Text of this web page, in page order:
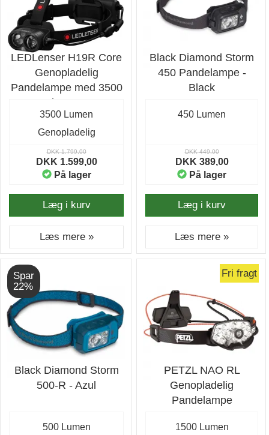
LEDLenser H19R Core
Genopladelig
Pandelampe med 3500
lumen
3500 Lumen
Genopladelig
DKK 1.799,00
DKK 1.599,00
På lager
Læg i kurv
Læs mere »
Black Diamond Storm
450 Pandelampe -
Black
450 Lumen
DKK 449,00
DKK 389,00
På lager
Læg i kurv
Læs mere »
Spar
22%
Black Diamond Storm
500-R - Azul
500 Lumen
Fri fragt
PETZL NAO RL
Genopladelig
Pandelampe
1500 Lumen